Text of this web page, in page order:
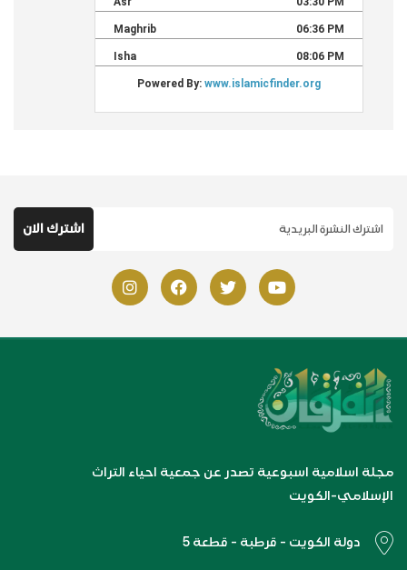
مجلة اسلامية اسبوعية تصدر عن جمعية احياء التراث
الإسلامي-الكويت
دولة الكويت - قرطبة - قطعة 5